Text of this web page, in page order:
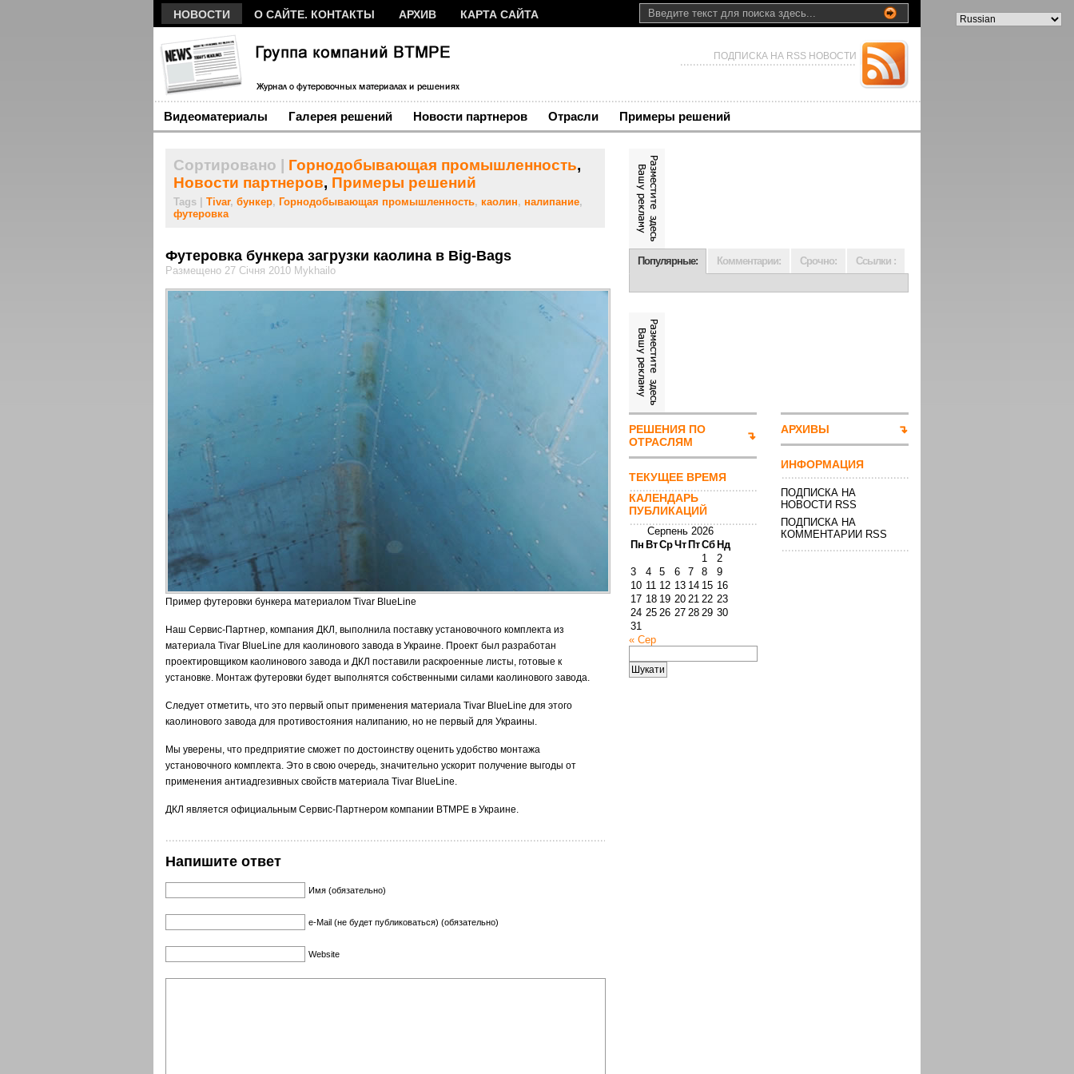
НОВОСТИ О САЙТЕ. КОНТАКТЫ АРХИВ КАРТА САЙТА
ПОДПИСКА НА RSS НОВОСТИ
Видеоматериалы Галерея решений Новости партнеров Отрасли Примеры решений
Сортировано | Горнодобывающая промышленность,
Новости партнеров, Примеры решений
Tags | Tivar, бункер, Горнодобывающая промышленность, каолин, налипание,
футеровка
Футеровка бункера загрузки каолина в Big-Bags
Размещено 27 Січня 2010 Mykhailo
Пример футеровки бункера материалом Tivar BlueLine
Наш Сервис-Партнер, компания ДКЛ, выполнила поставку установочного комплекта из
материала Tivar BlueLine для каолинового завода в Украине. Проект был разработан
проектировщиком каолинового завода и ДКЛ поставили раскроенные листы, готовые к
установке. Монтаж футеровки будет выполнятся собственными силами каолинового завода.
Следует отметить, что это первый опыт применения материала Tivar BlueLine для этого
каолинового завода для противостояния налипанию, но не первый для Украины.
Мы уверены, что предприятие сможет по достоинству оценить удобство монтажа
установочного комплекта. Это в свою очередь, значительно ускорит получение выгоды от
применения антиадгезивных свойств материала Tivar BlueLine.
ДКЛ является официальным Сервис-Партнером компании BTMPE в Украине.
Напишите ответ
Имя (обязательно)
e-Mail (не будет публиковаться) (обязательно)
Website
Популярные: Комментарии: Срочно: Ссылки :
РЕШЕНИЯ ПО
ОТРАСЛЯМ
ТЕКУЩЕЕ ВРЕМЯ
КАЛЕНДАРЬ
ПУБЛИКАЦИЙ
Серпень 2026
Пн ВтСрЧт ПтСб Нд
1
2
3
4 5 6 7 8
9
10 11 12 13 14 15 16
17 18 19 20 21 22 23
24 25 26 27 28 29 30
31
« Сер
АРХИВЫ
ИНФОРМАЦИЯ
ПОДПИСКА НА
НОВОСТИ RSS
ПОДПИСКА НА
КОММЕНТАРИИ RSS